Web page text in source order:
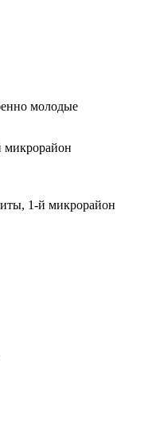
молодые
микрорайон
1-й микрорайон